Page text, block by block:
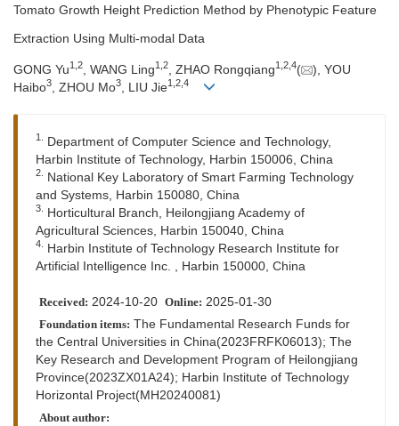
Tomato Growth Height Prediction Method by Phenotypic Feature
Extraction Using Multi-modal Data
GONG Yu1,2 , WANG Ling1,2 , ZHAO Rongqiang1,2,4(
), YOU
Haibo3 , ZHOU Mo3 , LIU Jie1,2,4
1. Department of Computer Science and Technology,
Harbin Institute of Technology, Harbin 150006, China
2. National Key Laboratory of Smart Farming Technology
and Systems, Harbin 150080, China
3. Horticultural Branch, Heilongjiang Academy of
Agricultural Sciences, Harbin 150040, China
4. Harbin Institute of Technology Research Institute for
Artificial Intelligence Inc. , Harbin 150000, China
Received: 2024-10-20 Online: 2025-01-30
Foundation items: The Fundamental Research Funds for
the Central Universities in China(2023FRFK06013); The
Key Research and Development Program of Heilongjiang
Province(2023ZX01A24); Harbin Institute of Technology
Horizontal Project(MH20240081)
About author: